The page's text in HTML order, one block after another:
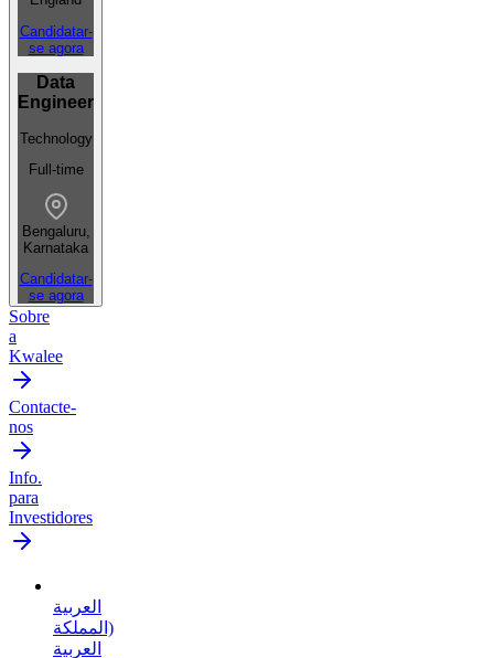
Candidatar-
se agora
Data
Engineer
Technology
Full-time
Bengaluru,
Karnataka
Candidatar-
se agora
Sobre
a
Kwalee
Contacte-
nos
Info.
para
Investidores
العربية
(المملكة
العربية